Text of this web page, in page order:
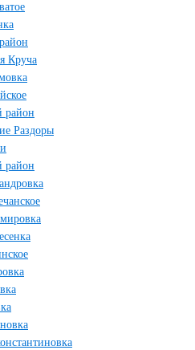
Круча
район
Раздоры
район